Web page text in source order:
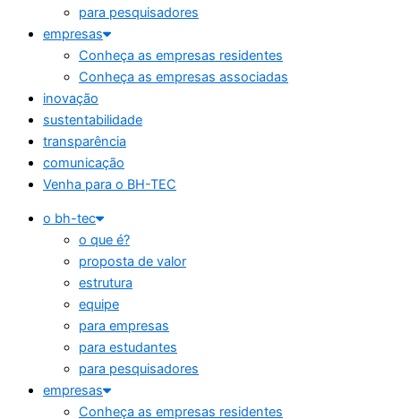
para pesquisadores
empresas
Conheça as empresas residentes
Conheça as empresas associadas
inovação
sustentabilidade
transparência
comunicação
Venha para o BH-TEC
o bh-tec
o que é?
proposta de valor
estrutura
equipe
para empresas
para estudantes
para pesquisadores
empresas
Conheça as empresas residentes